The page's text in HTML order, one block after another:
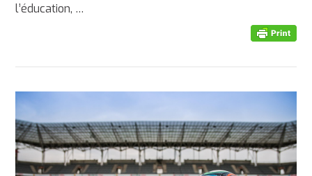
l’éducation, …